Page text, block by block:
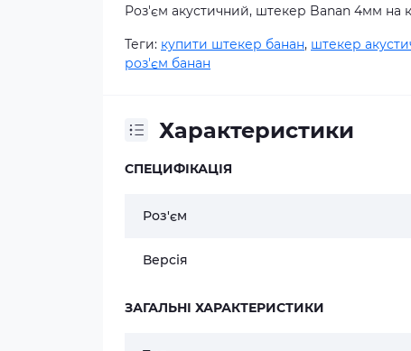
Роз'єм акустичний, штекер Banan 4мм на
Теги: купити штекер банан, штекер
роз'єм банан
Характеристики
СПЕЦИФІКАЦІЯ
Роз'єм
Версія
ЗАГАЛЬНІ ХАРАКТЕРИСТИКИ